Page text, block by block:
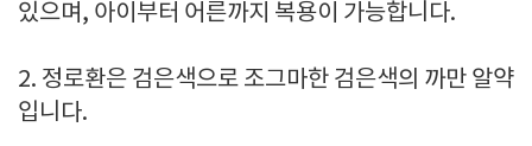
있으며, 아이부터 어른까지 복용이 가능합니다.
2. 정로환은 검은색으로 조그마한 검은색의 까만 알약
입니다.